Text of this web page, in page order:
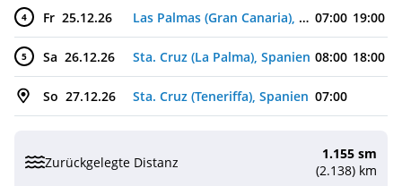
4 Fr 25.12.26 Las Palmas (Gran Canaria), Spanien 07:00 19:00
5 Sa 26.12.26 Sta. Cruz (La Palma), Spanien 08:00 18:00
So 27.12.26 Sta. Cruz (Teneriffa), Spanien 07:00
Zurückgelegte Distanz
1.155 sm
(2.138) km